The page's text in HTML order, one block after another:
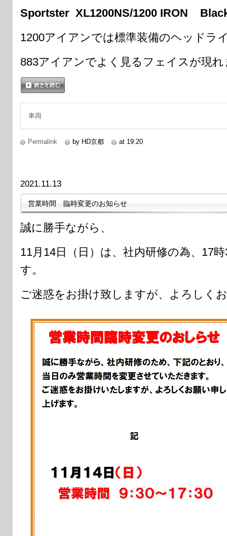
Sportster XL1200NS/1200 IRON
1200アイアンでは標準装備のヘッドラ
883アイアンでよく見るフェイスが現れ
車両
Permalink by HD京都 at 19:20
2021.11.13
営業時間 臨時変更のお知らせ
誠に勝手ながら、
11月14日（日）は、社内研修の為、17
す。
ご迷惑をお掛け致しますが、よろしく